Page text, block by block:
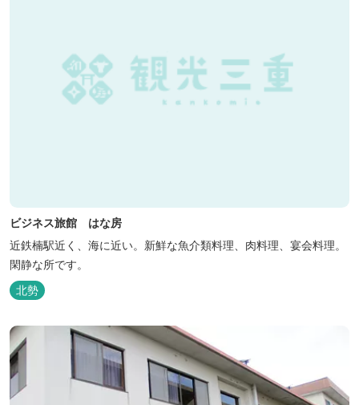
ビジネス旅館 はな房
近鉄楠駅近く、海に近い。新鮮な魚介類料理、肉料理、宴会料理。
閑静な所です。
北勢